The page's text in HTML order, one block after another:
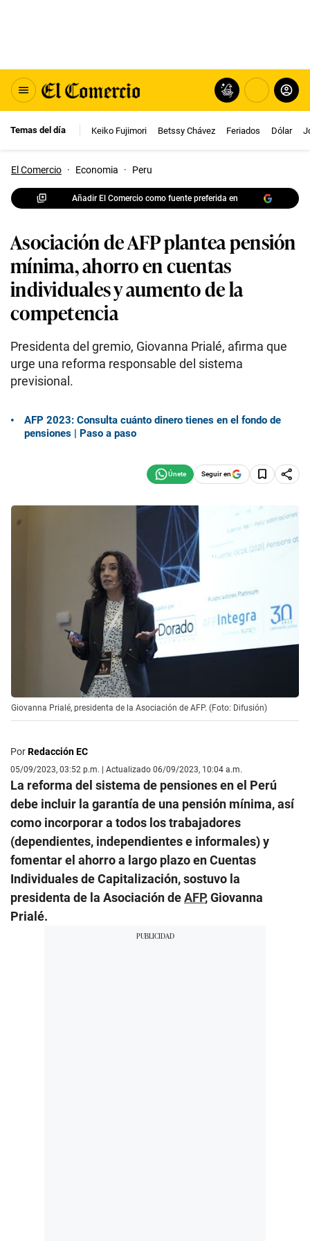
Temas del día Keiko Fujimori Betssy Chávez Feriados Dólar
El Comercio · Economia · Peru
Añadir El Comercio como fuente preferida en
Asociación de AFP plantea pensión
mínima, ahorro en cuentas
individuales y aumento de la
competencia
Presidenta del gremio, Giovanna Prialé, afirma que
urge una reforma responsable del sistema
previsional.
AFP 2023: Consulta cuánto dinero tienes en el fondo de
pensiones | Paso a paso
Seguir en
Giovanna Prialé, presidenta de la Asociación de AFP. (Foto: Difusión)
PorRedacción EC
05/09/2023, 03:52 p.m. | Actualizado 06/09/2023, 10:04 a.m.
La reforma del sistema de pensiones en el Perú
debe incluir la garantía de una pensión mínima, así
como incorporar a todos los trabajadores
(dependientes, independientes e informales) y
fomentar el ahorro a largo plazo en Cuentas
Individuales de Capitalización, sostuvo la
presidenta de la Asociación deAFP, Giovanna
Prialé.